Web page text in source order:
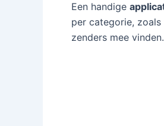
Een handige
per categorie,
zenders mee vinden.